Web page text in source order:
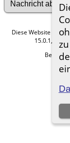
Diese Website läuft
15.0.1,
Betreut